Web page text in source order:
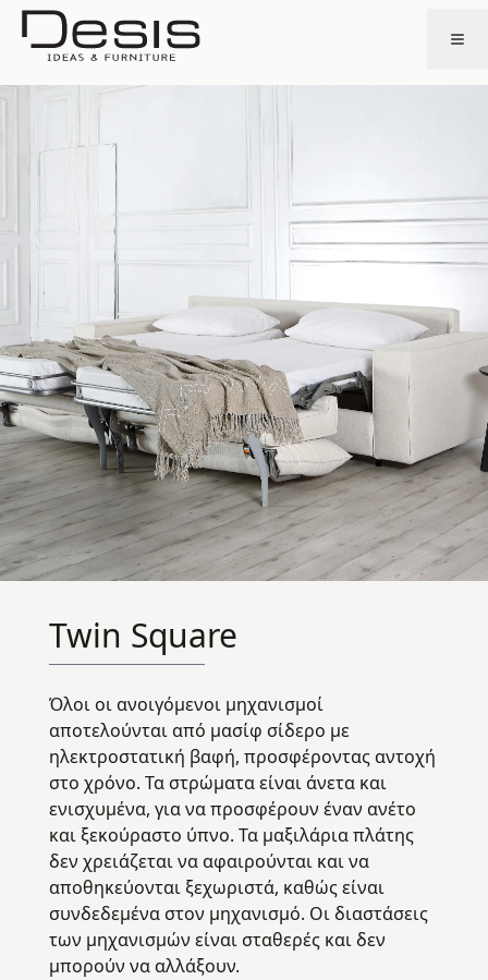
Twin Square
Όλοι οι ανοιγόμενοι μηχανισμοί
αποτελούνται από μασίφ σίδερο με
ηλεκτροστατική βαφή, προσφέροντας αντοχή
στο χρόνο. Τα στρώματα είναι άνετα και
ενισχυμένα, για να προσφέρουν έναν ανέτο
και ξεκούραστο ύπνο. Τα μαξιλάρια πλάτης
δεν χρειάζεται να αφαιρούνται και να
αποθηκεύονται ξεχωριστά, καθώς είναι
συνδεδεμένα στον μηχανισμό. Οι διαστάσεις
των μηχανισμών είναι σταθερές και δεν
μπορούν να αλλάξουν.